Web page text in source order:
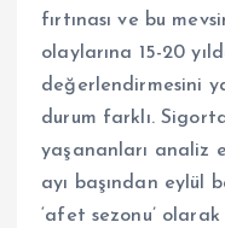
fırtınası ve bu
olaylarına 15-20
değerlendirmesini
durum farklı.
yaşananları analiz
ayı başından eylül
‘afet sezonu’